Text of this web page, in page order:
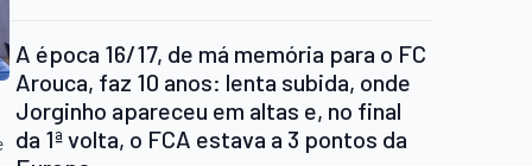
A época 16/17, de má memória para o FC
Arouca, faz 10 anos: lenta subida, onde
Jorginho apareceu em altas e, no final
da 1ª volta, o FCA estava a 3 pontos da